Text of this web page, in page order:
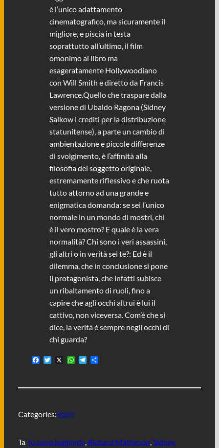
è l’unico adattamento
cinematografico, ma sicuramente il
migliore, e piscia in testa
soprattutto all’ultimo, il film
omonimo al libro ma
esageratamente Hollywoodiano
con Will Smith e diretto da Francis
Lawrence.Quello che traspare dalla
versione di Ubaldo Ragona (Sidney
Salkow i crediti per la distribuzione
statunitense), a parte un cambio di
ambientazione e piccole differenze
di svolgimento, è l’affinità alla
filosofia del soggetto originale,
estremamente riflessivo e che ruota
tutto attorno ad una grande e
enigmatica domanda: se sei l’unico
normale in un mondo di mostri, chi
è il vero mostro? E quale è la vera
normalità? Chi sono i veri assassini,
gli altri o in verità sei te?: Ed è il
dilemma, che in conclusione si pone
il protagonista, che infatti subisce
un ribaltamento di ruoli, fino a
capire che agli occhi altrui è lui il
cattivo, non viceversa. Com’è che si
dice, la verità è sempre negli occhi di
chi guarda?
F
b
k
T
t
X
W
s
T
g
C
i
Categories:Varie
Ta Io sono leggenda, Richard Matheson, Sidney